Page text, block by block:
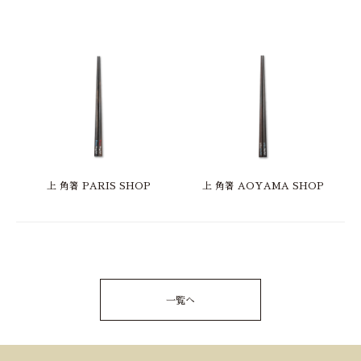
上 角箸 PARIS SHOP 上 角箸 AOYAMA SHOP
一覧へ